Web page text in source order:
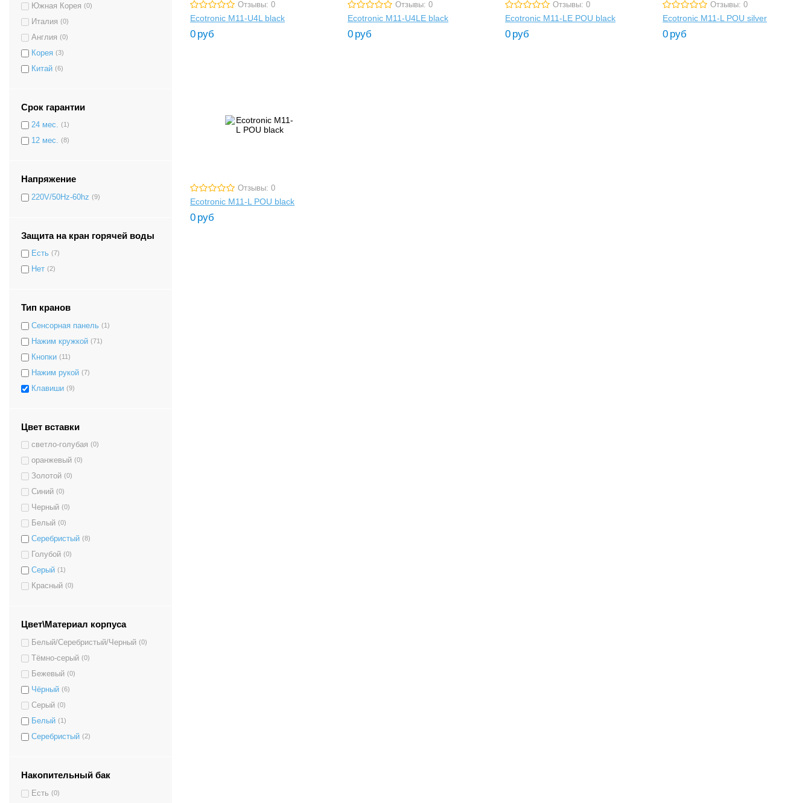
Южная Корея (0)
Италия (0)
Англия (0)
Корея (3)
Китай (6)
Срок гарантии
24 мес. (1)
12 мес. (8)
Напряжение
220V/50Hz-60hz (9)
Защита на кран горячей воды
Есть (7)
Нет (2)
Тип кранов
Сенсорная панель (1)
Нажим кружкой (71)
Кнопки (11)
Нажим рукой (7)
Клавиши (9)
Цвет вставки
светло-голубая (0)
оранжевый (0)
Золотой (0)
Синий (0)
Черный (0)
Белый (0)
Серебристый (8)
Голубой (0)
Серый (1)
Красный (0)
Цвет\Материал корпуса
Белый/Серебристый/Черный (0)
Тёмно-серый (0)
Бежевый (0)
Чёрный (6)
Серый (0)
Белый (1)
Серебристый (2)
Накопительный бак
Есть (0)
Отзывы: 0
Ecotronic M11-U4L black
0 руб
Отзывы: 0
Ecotronic M11-U4LE black
0 руб
Отзывы: 0
Ecotronic M11-LE POU black
0 руб
Отзывы: 0
Ecotronic M11-L POU silver
0 руб
Отзывы: 0
Ecotronic M11-L POU black
0 руб